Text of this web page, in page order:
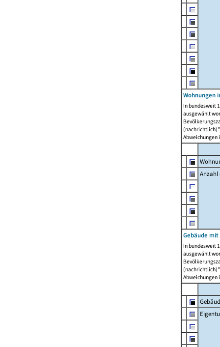
Wohnungen
In bundesweit
ausgewählt
Abweichungen
Anzahl
Gebäude
In bundesweit
ausgewählt
Abweichungen